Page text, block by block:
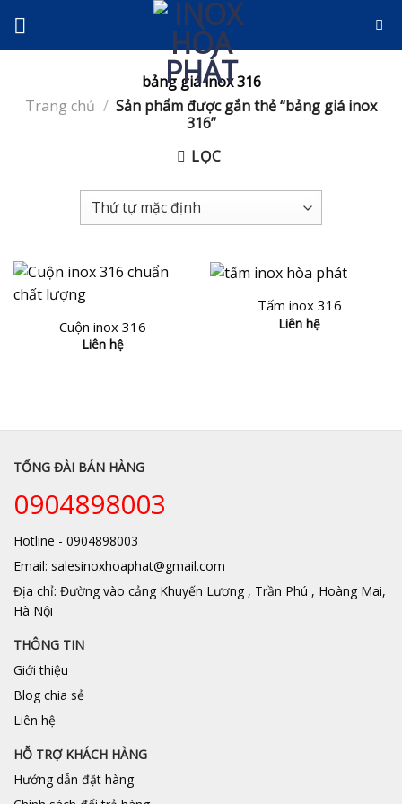
content
bảng giá inox 316
Trang chủ / Sản phẩm được gắn thẻ “bảng giá inox
316”
LỌC
Cuộn inox 316
Liên hệ
Tấm inox 316
Liên hệ
TỔNG ĐÀI BÁN HÀNG
0904898003
Hotline - 0904898003
Email: salesinoxhoaphat@gmail.com
Địa chỉ: Đường vào cảng Khuyến Lương , Trần Phú , Hoàng Mai,
Hà Nội
THÔNG TIN
Giới thiệu
Blog chia sẻ
Liên hệ
HỖ TRỢ KHÁCH HÀNG
Hướng dẫn đặt hàng